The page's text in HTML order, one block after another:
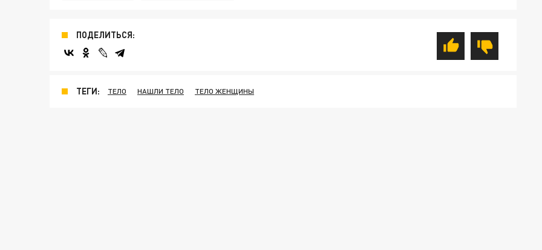
ПОДЕЛИТЬСЯ:
ТЕГИ: ТЕЛО НАШЛИ ТЕЛО ТЕЛО ЖЕНЩИНЫ